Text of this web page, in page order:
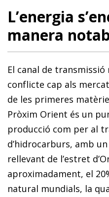
L’energia
manera
El canal de
conflicte cap als
de les primeres
Pròxim Orient és un
producció com per al
d’hidrocarburs, amb
rellevant de l’estret
aproximadament, el
natural mundials, la